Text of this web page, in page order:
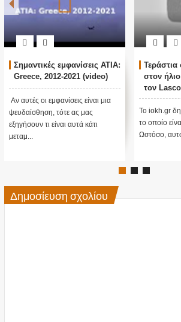
εμφανίσεις ATIA:
2021 (video)
εμφανίσεις είναι μια
τότε ας μας
είναι αυτά κάτι
Τεράστια σφαίρα
στον ήλιο
τον Lasco C2 (Video)
Το iokh.gr δημοσιεύει
το οποίο είναι σχετικό με
Ωστόσο, αυτό δεν
Δημοσίευση σχολίου